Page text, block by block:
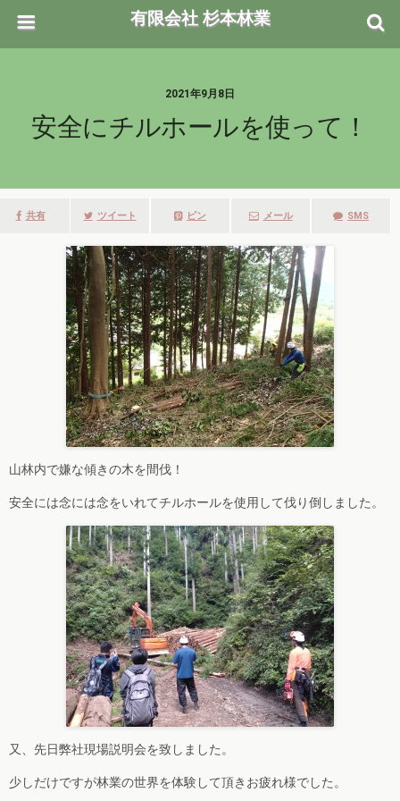
有限会社 杉本林業
2021年9月8日
安全にチルホールを使って！
共有 ツイート ピン メール SMS
山林内で嫌な傾きの木を間伐！
安全には念には念をいれてチルホールを使用して伐り倒しました。
又、先日弊社現場説明会を致しました。
少しだけですが林業の世界を体験して頂きお疲れ様でした。